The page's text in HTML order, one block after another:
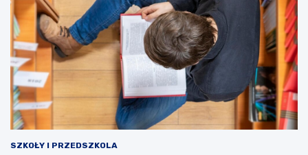
SZKOŁY I PRZEDSZKOLA